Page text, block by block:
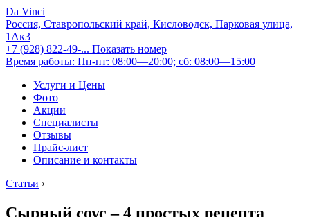
Da Vinci
Россия, Ставропольский край, Кисловодск, Парковая улица,
1Ак3
+7 (928) 822-49-... Показать номер
Время работы: Пн-пт: 08:00—20:00; сб: 08:00—15:00
Услуги и Цены
Фото
Акции
Специалисты
Отзывы
Прайс-лист
Описание и контакты
Статьи ›
Сырный соус – 4 простых рецепта